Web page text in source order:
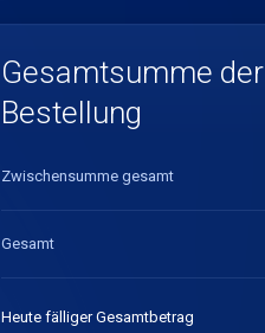
Gesamtsumme der
Bestellung
Zwischensumme gesamt
Gesamt
Heute fälliger Gesamtbetrag